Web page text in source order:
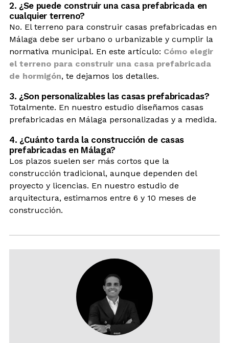
2. ¿Se puede construir una casa prefabricada en
cualquier terreno?
No. El terreno para construir casas prefabricadas en
Málaga debe ser urbano o urbanizable y cumplir la
normativa municipal. En este artículo: Cómo elegir
el terreno para construir una casa prefabricada
de hormigón, te dejamos los detalles.
3. ¿Son personalizables las casas prefabricadas?
Totalmente. En nuestro estudio diseñamos casas
prefabricadas en Málaga personalizadas y a medida.
4. ¿Cuánto tarda la construcción de casas
prefabricadas en Málaga?
Los plazos suelen ser más cortos que la
construcción tradicional, aunque dependen del
proyecto y licencias. En nuestro estudio de
arquitectura, estimamos entre 6 y 10 meses de
construcción.